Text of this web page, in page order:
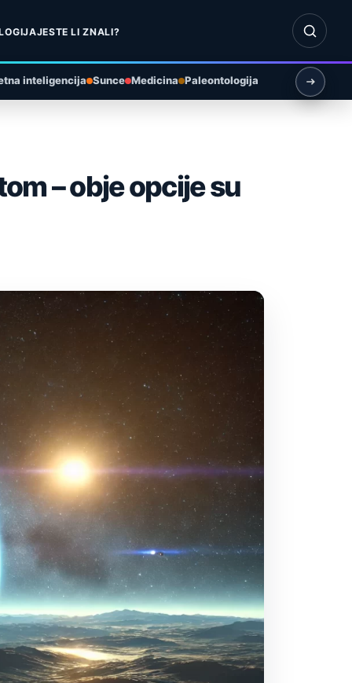
JESTE LI ZNALI?
Otvori
inteligencija Sunce Medicina Paleontologija
– obje opcije su